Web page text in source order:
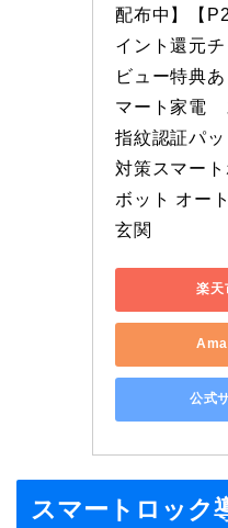
配布中】【
イント還元
ビュー特典
マート家電
指紋認証パ
対策スマー
ボット オー
玄関
楽天
公式
スマートロック